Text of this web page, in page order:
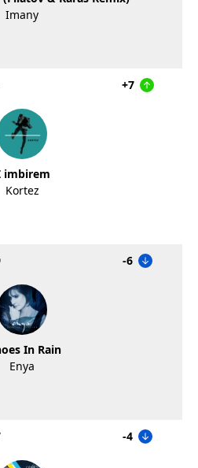
Imany
+7
imbirem
Kortez
-6
In Rain
Enya
-4